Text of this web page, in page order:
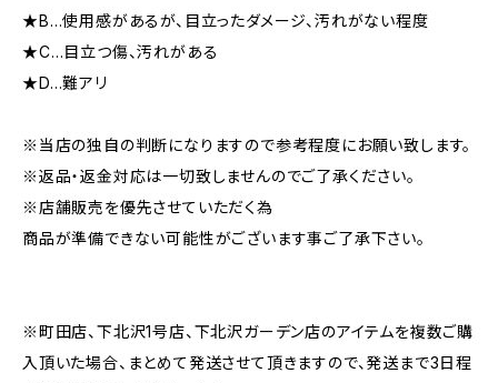
★B…使用感があるが、目立ったダメージ、汚れがない程度
★C…目立つ傷、汚れがある
★D…難アリ
※当店の独自の判断になりますので参考程度にお願い致します。
※返品・返金対応は一切致しませんのでご了承ください。
※店舗販売を優先させていただく為
商品が準備できない可能性がございます事ご了承下さい。
※町田店、下北沢1号店、下北沢ガーデン店のアイテムを複数ご購
入頂いた場合、まとめて発送させて頂きますので、発送まで3日程